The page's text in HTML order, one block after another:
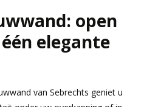
open
elegante
van Sebrechts geniet u